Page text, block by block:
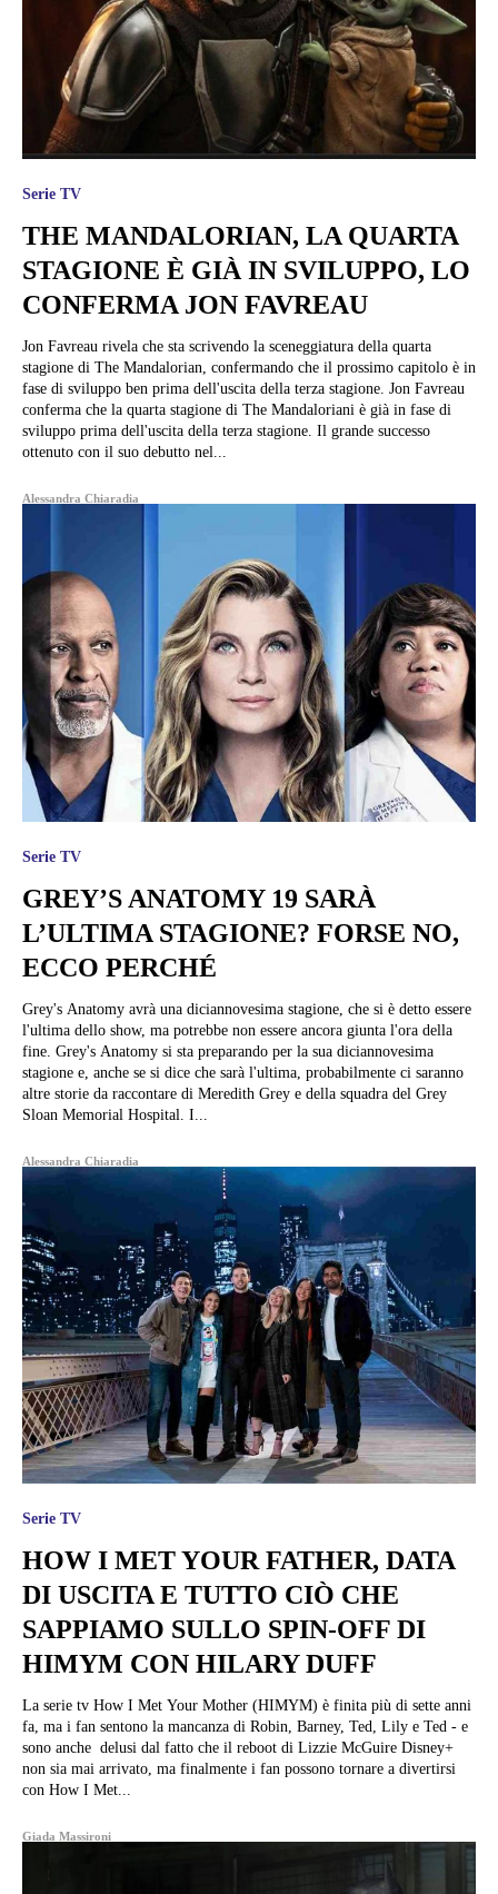
Serie TV
THE MANDALORIAN, LA QUARTA
STAGIONE È GIÀ IN SVILUPPO, LO
CONFERMA JON FAVREAU
Jon Favreau rivela che sta scrivendo la sceneggiatura della quarta
stagione di The Mandalorian, confermando che il prossimo capitolo è in
fase di sviluppo ben prima dell'uscita della terza stagione. Jon Favreau
conferma che la quarta stagione di The Mandaloriani è già in fase di
sviluppo prima dell'uscita della terza stagione. Il grande successo
ottenuto con il suo debutto nel...
Alessandra Chiaradia
Serie TV
GREY’S ANATOMY 19 SARÀ
L’ULTIMA STAGIONE? FORSE NO,
ECCO PERCHÉ
Grey's Anatomy avrà una diciannovesima stagione, che si è detto essere
l'ultima dello show, ma potrebbe non essere ancora giunta l'ora della
fine. Grey's Anatomy si sta preparando per la sua diciannovesima
stagione e, anche se si dice che sarà l'ultima, probabilmente ci saranno
altre storie da raccontare di Meredith Grey e della squadra del Grey
Sloan Memorial Hospital. I...
Alessandra Chiaradia
Serie TV
HOW I MET YOUR FATHER, DATA
DI USCITA E TUTTO CIÒ CHE
SAPPIAMO SULLO SPIN-OFF DI
HIMYM CON HILARY DUFF
La serie tv How I Met Your Mother (HIMYM) è finita più di sette anni
fa, ma i fan sentono la mancanza di Robin, Barney, Ted, Lily e Ted - e
sono anche delusi dal fatto che il reboot di Lizzie McGuire Disney+
non sia mai arrivato, ma finalmente i fan possono tornare a divertirsi
con How I Met...
Giada Massironi